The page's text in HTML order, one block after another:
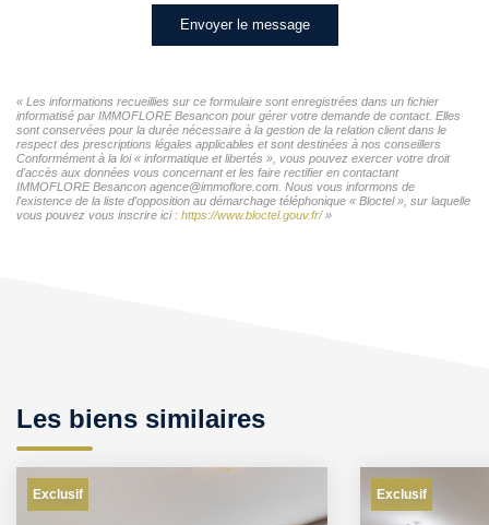
Envoyer le message
« Les informations recueillies sur ce formulaire sont enregistrées dans un fichier
informatisé par IMMOFLORE Besancon pour gérer votre demande de contact. Elles
sont conservées pour la durée nécessaire à la gestion de la relation client dans le
respect des prescriptions légales applicables et sont destinées à nos conseillers
Conformément à la loi « informatique et libertés », vous pouvez exercer votre droit
d'accès aux données vous concernant et les faire rectifier en contactant
IMMOFLORE Besancon agence@immoflore.com. Nous vous informons de
l'existence de la liste d'opposition au démarchage téléphonique « Bloctel », sur laquelle
vous pouvez vous inscrire ici : https://www.bloctel.gouv.fr/»
Les biens similaires
Exclusif Exclusif